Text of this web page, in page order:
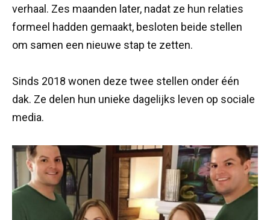
verhaal. Zes maanden later, nadat ze hun relaties
formeel hadden gemaakt, besloten beide stellen
om samen een nieuwe stap te zetten.
Sinds 2018 wonen deze twee stellen onder één
dak. Ze delen hun unieke dagelijks leven op sociale
media.